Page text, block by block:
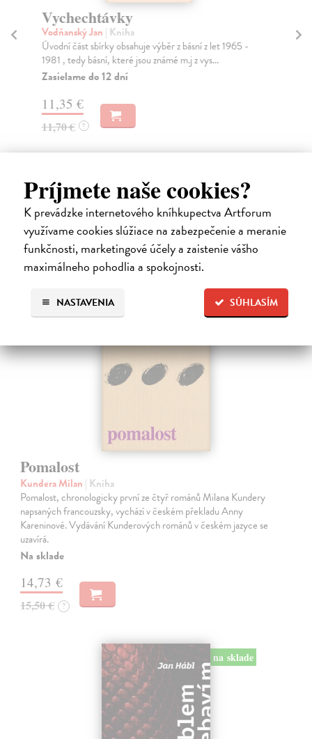
Príjmete naše cookies?
K prevádzke internetového kníhkupectva Artforum
využívame cookies slúžiace na zabezpečenie a meranie
funkčnosti, marketingové účely a zaistenie vášho
maximálneho pohodlia a spokojnosti.
SÚHLASÍM
NASTAVENIA
Vychechtávky
Vodňanský Jan | Kniha
Úvodní část sbírky obsahuje výběr z básní z let 1965 -
1981 , tedy básní, které jsou známé m.j z vys...
Zasielame do 12 dní
11,35 €
11,70 € ?
Ďalšie z kategórie česká beletria
na sklade
Pomalost
Kundera Milan | Kniha
Pomalost, chronologicky první ze čtyř románů Milana Kundery
napsaných francouzsky, vychází v českém překladu Anny
Kareninové. Vydávání Kunderových románů v českém jazyce se
uzavírá.
Na sklade
14,73 €
15,50 € ?
na sklade